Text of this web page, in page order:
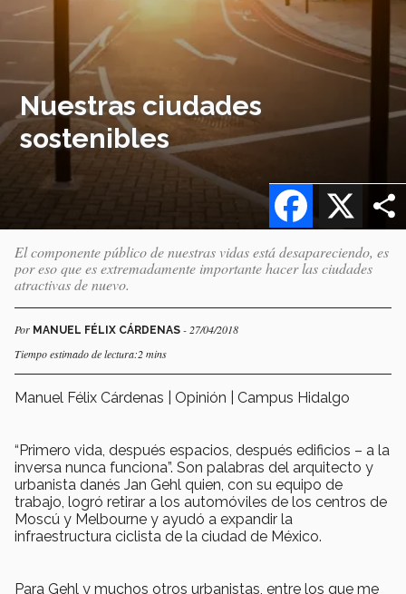
Nuestras ciudades
sostenibles
X
Facebook
El componente público de nuestras vidas está desapareciendo, es
por eso que es extremadamente importante hacer las ciudades
atractivas de nuevo.
Por MANUEL FÉLIX CÁRDENAS - 27/04/2018
Tiempo estimado de lectura:2 mins
Manuel Félix Cárdenas | Opinión | Campus Hidalgo
“Primero vida, después espacios, después edificios – a la
inversa nunca funciona”. Son palabras del arquitecto y
urbanista danés Jan Gehl quien, con su equipo de
trabajo, logró retirar a los automóviles de los centros de
Moscú y Melbourne y ayudó a expandir la
infraestructura ciclista de la ciudad de México.
Para Gehl y muchos otros urbanistas, entre los que me